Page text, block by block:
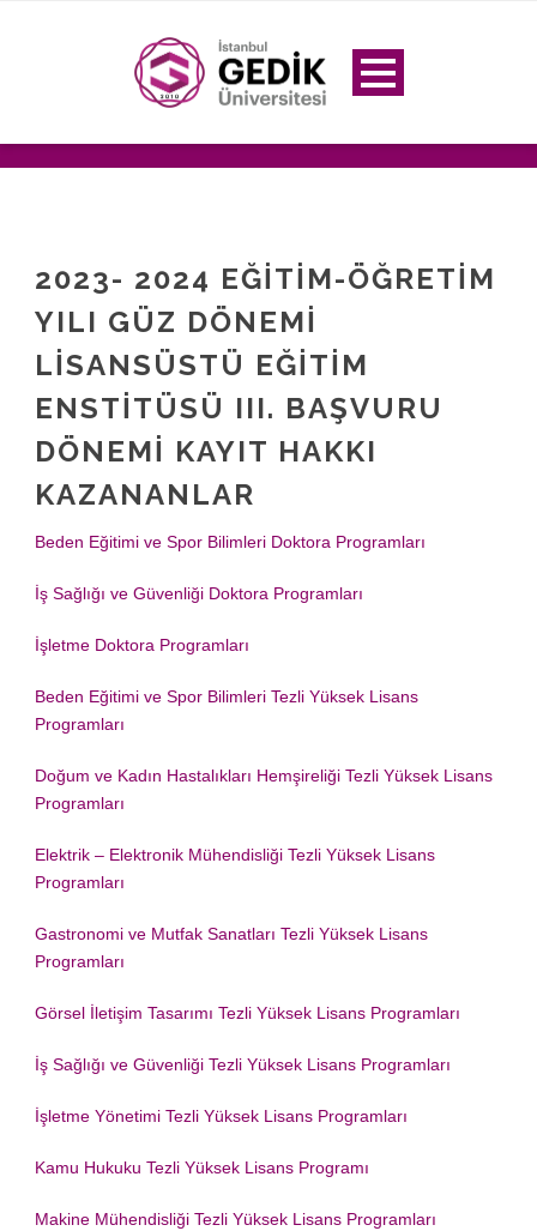
2023- 2024 EĞİTİM-ÖĞRETİM
YILI GÜZ DÖNEMİ
LİSANSÜSTÜ EĞİTİM
ENSTİTÜSÜ III. BAŞVURU
DÖNEMİ KAYIT HAKKI
KAZANANLAR
Beden Eğitimi ve Spor Bilimleri Doktora Programları
İş Sağlığı ve Güvenliği Doktora Programları
İşletme Doktora Programları
Beden Eğitimi ve Spor Bilimleri Tezli Yüksek Lisans
Programları
Doğum ve Kadın Hastalıkları Hemşireliği Tezli Yüksek Lisans
Programları
Elektrik – Elektronik Mühendisliği Tezli Yüksek Lisans
Programları
Gastronomi ve Mutfak Sanatları Tezli Yüksek Lisans
Programları
Görsel İletişim Tasarımı Tezli Yüksek Lisans Programları
İş Sağlığı ve Güvenliği Tezli Yüksek Lisans Programları
İşletme Yönetimi Tezli Yüksek Lisans Programları
Kamu Hukuku Tezli Yüksek Lisans Programı
Makine Mühendisliği Tezli Yüksek Lisans Programları